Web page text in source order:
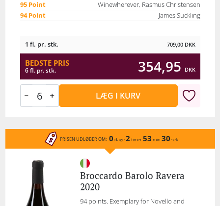
95 Point
Winewherever, Rasmus Christensen
94 Point
James Suckling
1 fl. pr. stk. 709,00 DKK
BEDSTE PRIS
6 fl. pr. stk. 354,95 DKK
LÆG I KURV
PRISEN UDLØBER OM: 0 dage2 timer53 min 30 sek
Broccardo Barolo Ravera
2020
94 points. Exemplary for Novello and